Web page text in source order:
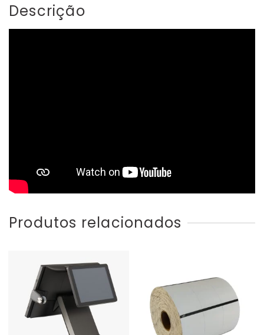
Descrição
Produtos relacionados